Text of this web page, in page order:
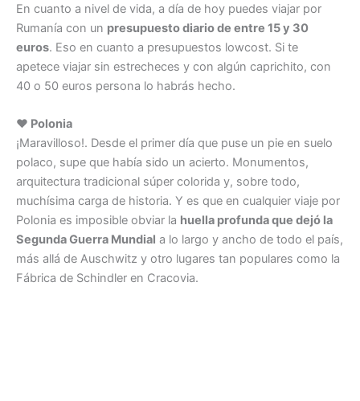
En cuanto a nivel de vida, a día de hoy puedes viajar por
Rumanía con un presupuesto diario de entre 15 y 30
euros. Eso en cuanto a presupuestos lowcost. Si te
apetece viajar sin estrecheces y con algún caprichito, con
40 o 50 euros persona lo habrás hecho.
♥ Polonia
¡Maravilloso!. Desde el primer día que puse un pie en suelo
polaco, supe que había sido un acierto. Monumentos,
arquitectura tradicional súper colorida y, sobre todo,
muchísima carga de historia. Y es que en cualquier viaje por
Polonia es imposible obviar la huella profunda que dejó la
Segunda Guerra Mundial a lo largo y ancho de todo el país,
más allá de Auschwitz y otro lugares tan populares como la
Fábrica de Schindler en Cracovia.